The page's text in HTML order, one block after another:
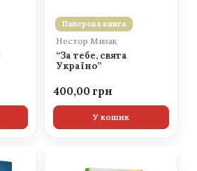
Паперова книга
Нестор Мизак
“За тебе, свята
Україно”
400,00
У кошик